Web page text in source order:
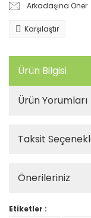
Arkadaşına Öner
Karşılaştır
Ürün Bilgisi
Ürün Yorumları
Taksit
Önerileriniz
Etiketler :